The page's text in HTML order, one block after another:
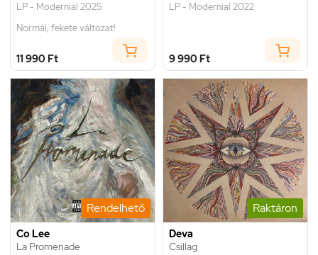
LP - Modernial 2025
Normál, fekete változat!
11 990 Ft
LP - Modernial 2022
9 990 Ft
Rendelhető
Co Lee
La Promenade
Raktáron
Deva
Csillag